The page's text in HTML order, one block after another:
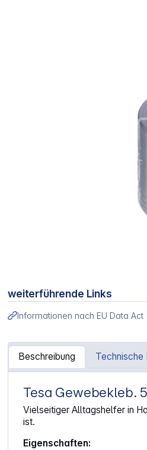
weiterführende Links
Informationen nach EU Data Act
Beschreibung Technische
Artikelinformationen "Tesa
Tesa Gewebekleb.
Vielseitiger Alltagshelfer in
ist.
Eigenschaften: